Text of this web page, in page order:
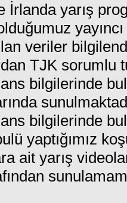
İrlanda yarış
veriler
TJK sorumlu
bilgilerinde
bilgilerinde
yaptığımız
ait yarış